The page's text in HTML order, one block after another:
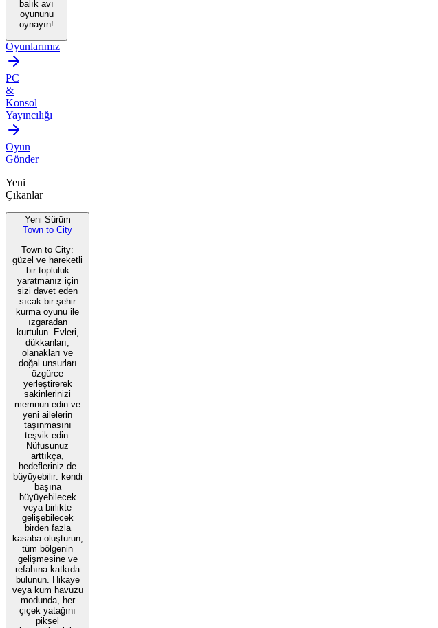
balık avı
oyununu
oynayın!
Oyunlarımız
PC
&
Konsol
Yayıncılığı
Oyun
Gönder
Yeni
Çıkanlar
Yeni Sürüm
Town to City
Town to City:
güzel ve hareketli
bir topluluk
yaratmanız için
sizi davet eden
sıcak bir şehir
kurma oyunu ile
ızgaradan
kurtulun. Evleri,
dükkanları,
olanakları ve
doğal unsurları
özgürce
yerleştirerek
sakinlerinizi
memnun edin ve
yeni ailelerin
taşınmasını
teşvik edin.
Nüfusunuz
arttıkça,
hedefleriniz de
büyüyebilir: kendi
başına
büyüyebilecek
veya birlikte
gelişebilecek
birden fazla
kasaba oluşturun,
tüm bölgenin
gelişmesine ve
refahına katkıda
bulunun. Hikaye
veya kum havuzu
modunda, her
çiçek yatağını
piksel